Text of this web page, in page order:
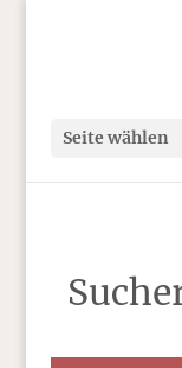
Seite wählen